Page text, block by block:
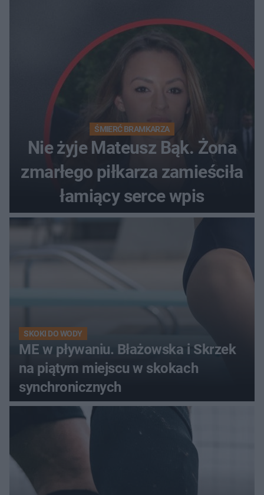
ŚMIERĆ BRAMKARZA
Nie żyje Mateusz Bąk. Żona
zmarłego piłkarza zamieściła
łamiący serce wpis
SKOKI DO WODY
ME w pływaniu. Błażowska i Skrzek
na piątym miejscu w skokach
synchronicznych